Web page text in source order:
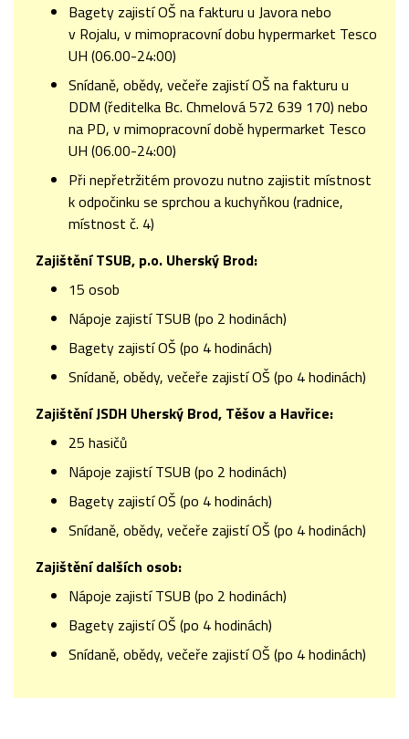
Bagety zajistí OŠ na fakturu u Javora nebo
v Rojalu, v mimopracovní dobu hypermarket Tesco
UH (06.00-24:00)
Snídaně, obědy, večeře zajistí OŠ na fakturu u
DDM (ředitelka Bc. Chmelová 572 639 170) nebo
na PD, v mimopracovní době hypermarket Tesco
UH (06.00-24:00)
Při nepřetržitém provozu nutno zajistit místnost
k odpočinku se sprchou a kuchyňkou (radnice,
místnost č. 4)
Zajištění TSUB, p.o. Uherský Brod:
15 osob
Nápoje zajistí TSUB (po 2 hodinách)
Bagety zajistí OŠ (po 4 hodinách)
Snídaně, obědy, večeře zajistí OŠ (po 4 hodinách)
Zajištění JSDH Uherský Brod, Těšov a Havřice:
25 hasičů
Nápoje zajistí TSUB (po 2 hodinách)
Bagety zajistí OŠ (po 4 hodinách)
Snídaně, obědy, večeře zajistí OŠ (po 4 hodinách)
Zajištění dalších osob:
Nápoje zajistí TSUB (po 2 hodinách)
Bagety zajistí OŠ (po 4 hodinách)
Snídaně, obědy, večeře zajistí OŠ (po 4 hodinách)